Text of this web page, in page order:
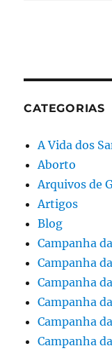
CATEGORIAS
A Vida dos
Aborto
Arquivos de
Artigos
Blog
Campanha
Campanha
Campanha
Campanha
Campanha
Campanha